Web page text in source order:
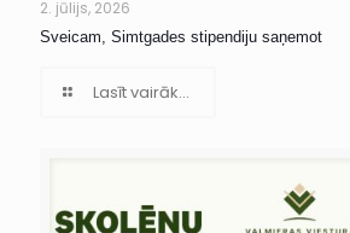
2. jūlijs, 2026
Sveicam, Simtgades stipendiju saņemot
Lasīt vairāk...